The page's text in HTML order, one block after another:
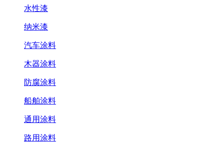
水性漆
纳米漆
汽车涂料
木器涂料
防腐涂料
船舶涂料
通用涂料
路用涂料